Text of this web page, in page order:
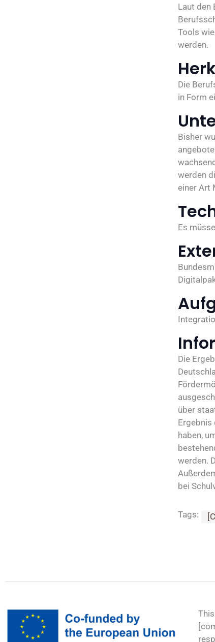
Laut den
Tools
werden.
Die
in Form
Bisher
werden
einer Art
Es
Die
über
Ergebnis
haben,
werden.
bei
Tags: